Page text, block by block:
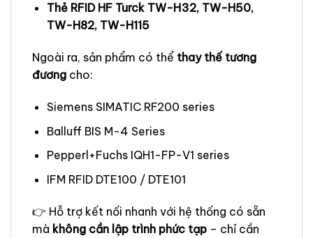
Thẻ RFID HF Turck TW-H32, TW-H50,
TW-H82, TW-H115
Ngoài ra, sản phẩm có thể thay thế tương
đương cho:
Siemens SIMATIC RF200 series
Balluff BIS M-4 Series
Pepperl+Fuchs IQH1-FP-V1 series
IFM RFID DTE100 / DTE101
👉 Hỗ trợ kết nối nhanh với hệ thống có sẵn
mà không cần lập trình phức tạp – chỉ cần